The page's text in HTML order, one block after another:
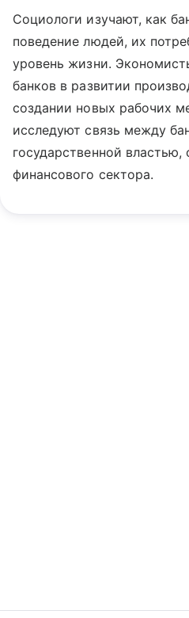
Социологи изучают, как
поведение людей, их
уровень жизни.
банков в развитии
создании новых рабочих
исследуют связь между
государственной
финансового сектора.